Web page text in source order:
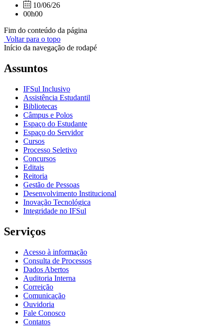
10/06/26
00h00
Fim do conteúdo da página
Voltar para o topo
Início da navegação de rodapé
Assuntos
IFSul Inclusivo
Assistência Estudantil
Bibliotecas
Câmpus e Polos
Espaço do Estudante
Espaço do Servidor
Cursos
Processo Seletivo
Concursos
Editais
Reitoria
Gestão de Pessoas
Desenvolvimento Institucional
Inovação Tecnológica
Integridade no IFSul
Serviços
Acesso à informação
Consulta de Processos
Dados Abertos
Auditoria Interna
Correição
Comunicação
Ouvidoria
Fale Conosco
Contatos